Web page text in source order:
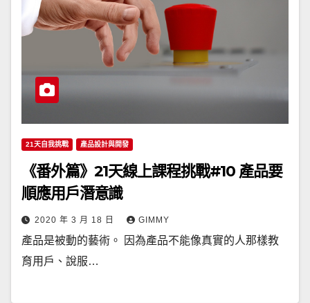
21天自我挑戰 產品設計與開發
《番外篇》21天線上課程挑戰#10 產品要
順應用戶潛意識
2020 年 3 月 18 日 GIMMY
產品是被動的藝術。 因為產品不能像真實的人那樣教
育用戶、說服…